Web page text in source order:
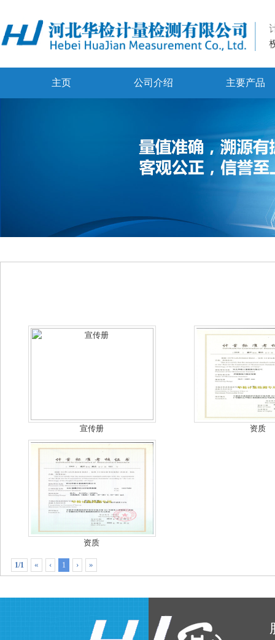
主页 公司介绍 主要产品
宣传册 资质
资质
1/1 « ‹ 1 › »